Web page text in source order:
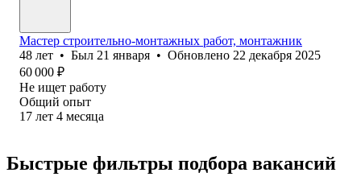
Мастер строительно-монтажных работ, монтажник
48 лет • Был 21 января • Обновлено 22 декабря 2025
60 000 ₽
Не ищет работу
Общий опыт
17 лет 4 месяца
Быстрые фильтры подбора вакансий